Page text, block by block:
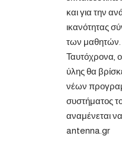
και για την
ικανότητας
των μαθητών.
Ταυτόχρονα,
ύλης θα
νέων
συστήματος
αναμένεται
antenna.gr